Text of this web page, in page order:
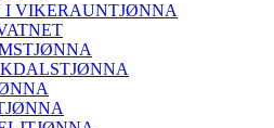
I VIKERAUNTJØNNA